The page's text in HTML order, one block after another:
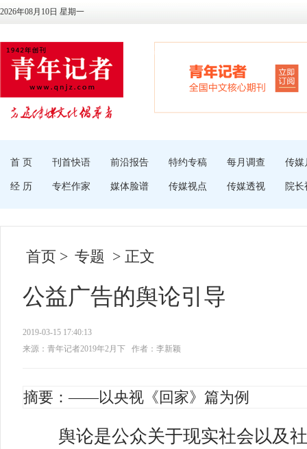
2026年08月10日 星期一
首 页 刊首快语 前沿报告 特约专稿 每月调查 传媒
经 历 专栏作家 媒体脸谱 传媒视点 传媒透视 院长
首页 > 专题 > 正文
公益广告的舆论引导
2019-03-15 17:40:13
来源：青年记者2019年2月下
作者：李新颖
摘要：——以央视《回家》篇为例
舆论是公众关于现实社会以及